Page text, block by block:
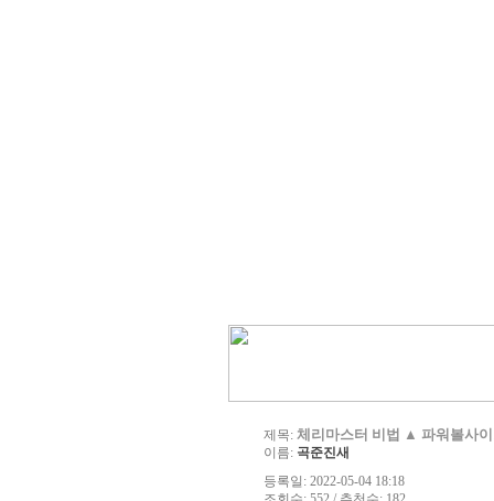
제목: 체리마스터 비법 ▲ 파워볼사
이름: 곡준진새
등록일: 2022-05-04 18:18